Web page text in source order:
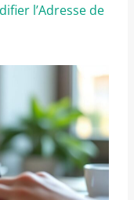
l’Adresse de